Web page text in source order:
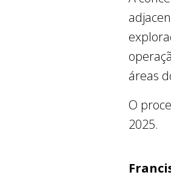
áreas
O
2025.